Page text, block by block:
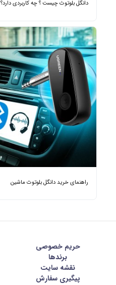
دانگل بلوتوث چیست ؟ چه کاربردی دارد؟
راهنمای خرید دانگل بلوتوث ماشین
حریم خصوصی
برندها
نقشه سایت
پیگیری سفارش